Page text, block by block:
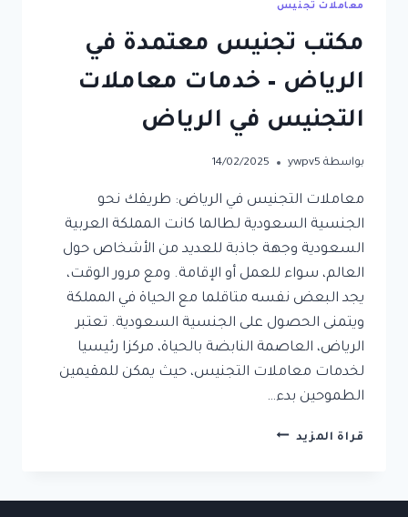
معاملات تجنيس
مكتب تجنيس معتمدة في
الرياض – خدمات معاملات
التجنيس في الرياض
بواسطة ywpv5
14/02/2025
معاملات التجنيس في الرياض: طريقك نحو
الجنسية السعودية لطالما كانت المملكة العربية
السعودية وجهة جاذبة للعديد من الأشخاص حول
العالم، سواء للعمل أو الإقامة. ومع مرور الوقت،
يجد البعض نفسه متاقلما مع الحياة في المملكة
ويتمنى الحصول على الجنسية السعودية. تعتبر
الرياض، العاصمة النابضة بالحياة، مركزا رئيسيا
لخدمات معاملات التجنيس، حيث يمكن للمقيمين
الطموحين بدء…
قراة المزيد مكتب